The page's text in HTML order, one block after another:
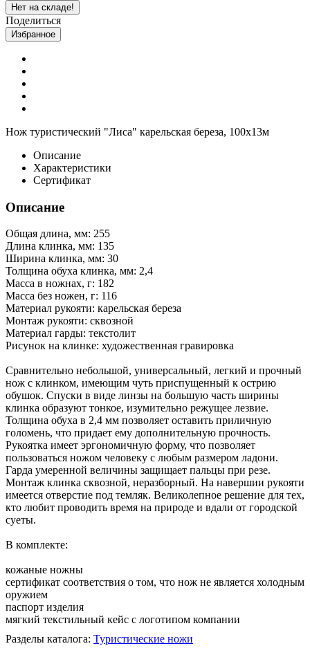
Нет на складе!
Поделиться
Избранное
Нож туристический "Лиса" карельская береза, 100х13м
Описание
Характеристики
Сертификат
Описание
Общая длина, мм: 255
Длина клинка, мм: 135
Ширина клинка, мм: 30
Толщина обуха клинка, мм: 2,4
Масса в ножнах, г: 182
Масса без ножен, г: 116
Материал рукояти: карельская береза
Монтаж рукояти: сквозной
Материал гарды: текстолит
Рисунок на клинке: художественная гравировка
Сравнительно небольшой, универсальный, легкий и прочный
нож с клинком, имеющим чуть приспущенный к острию
обушок. Спуски в виде линзы на большую часть ширины
клинка образуют тонкое, изумительно режущее лезвие.
Толщина обуха в 2,4 мм позволяет оставить приличную
голомень, что придает ему дополнительную прочность.
Рукоятка имеет эргономичную форму, что позволяет
пользоваться ножом человеку с любым размером ладони.
Гарда умеренной величины защищает пальцы при резе.
Монтаж клинка сквозной, неразборный. На навершии рукояти
имеется отверстие под темляк. Великолепное решение для тех,
кто любит проводить время на природе и вдали от городской
суеты.
В комплекте:
кожаные ножны
сертификат соответствия о том, что нож не является холодным
оружием
паспорт изделия
мягкий текстильный кейс с логотипом компании
Разделы каталога: Туристические ножи